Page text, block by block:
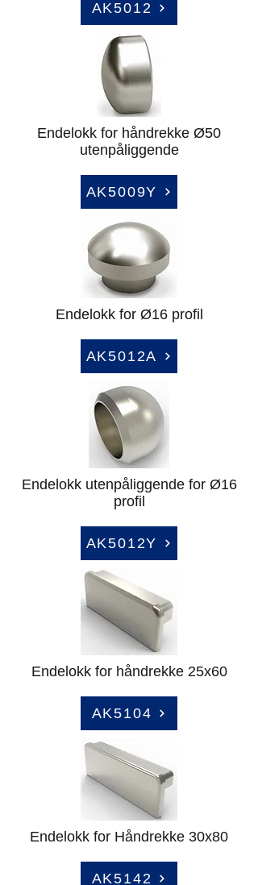
AK5012
Endelokk for håndrekke Ø50
utenpåliggende
AK5009Y
Endelokk for Ø16 profil
AK5012A
Endelokk utenpåliggende for Ø16
profil
AK5012Y
Endelokk for håndrekke 25x60
AK5104
Endelokk for Håndrekke 30x80
AK5142